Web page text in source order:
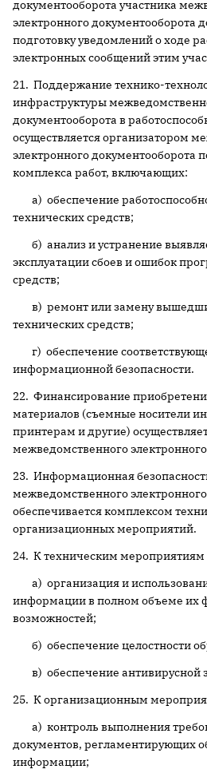
документооборота участника
электронного документооборота
подготовку уведомлений о ходе
электронных сообщений этим
21. Поддержание технико-
инфраструктуры
документооборота в
осуществляется организатором
электронного документооборота
комплекса работ, включающих:
а) обеспечение
технических средств;
б) анализ и устранение
эксплуатации сбоев и ошибок
средств;
в) ремонт или замену
технических средств;
г) обеспечение
информационной безопасности.
22. Финансирование
материалов (съемные носители
принтерам и другие)
межведомственного
23. Информационная
межведомственного
обеспечивается комплексом
организационных мероприятий.
24. К техническим мероприятиям
а) организация и
информации в полном объеме их
возможностей;
б) обеспечение целостности
в) обеспечение антивирусной
25. К организационным
а) контроль выполнения
документов, регламентирующих
информации;